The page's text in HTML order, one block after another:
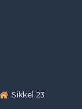
Sikkel 23